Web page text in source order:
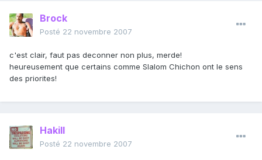
Brock
Posté 22 novembre 2007
c'est clair, faut pas deconner non plus, merde!
heureusement que certains comme Slalom Chichon ont le sens
des priorites!
Hakill
Posté 22 novembre 2007